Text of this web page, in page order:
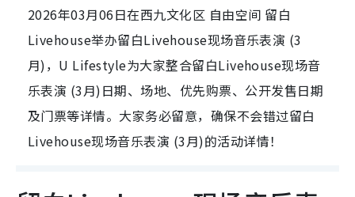
2026年03月06日在西九文化区 自由空间 留白
Livehouse举办留白Livehouse现场音乐表演 (3
月)，U Lifestyle为大家整合留白Livehouse现场音
乐表演 (3月)日期、场地、优先购票、公开发售日期
及门票等详情。大家务必留意，确保不会错过留白
Livehouse现场音乐表演 (3月)的活动详情！